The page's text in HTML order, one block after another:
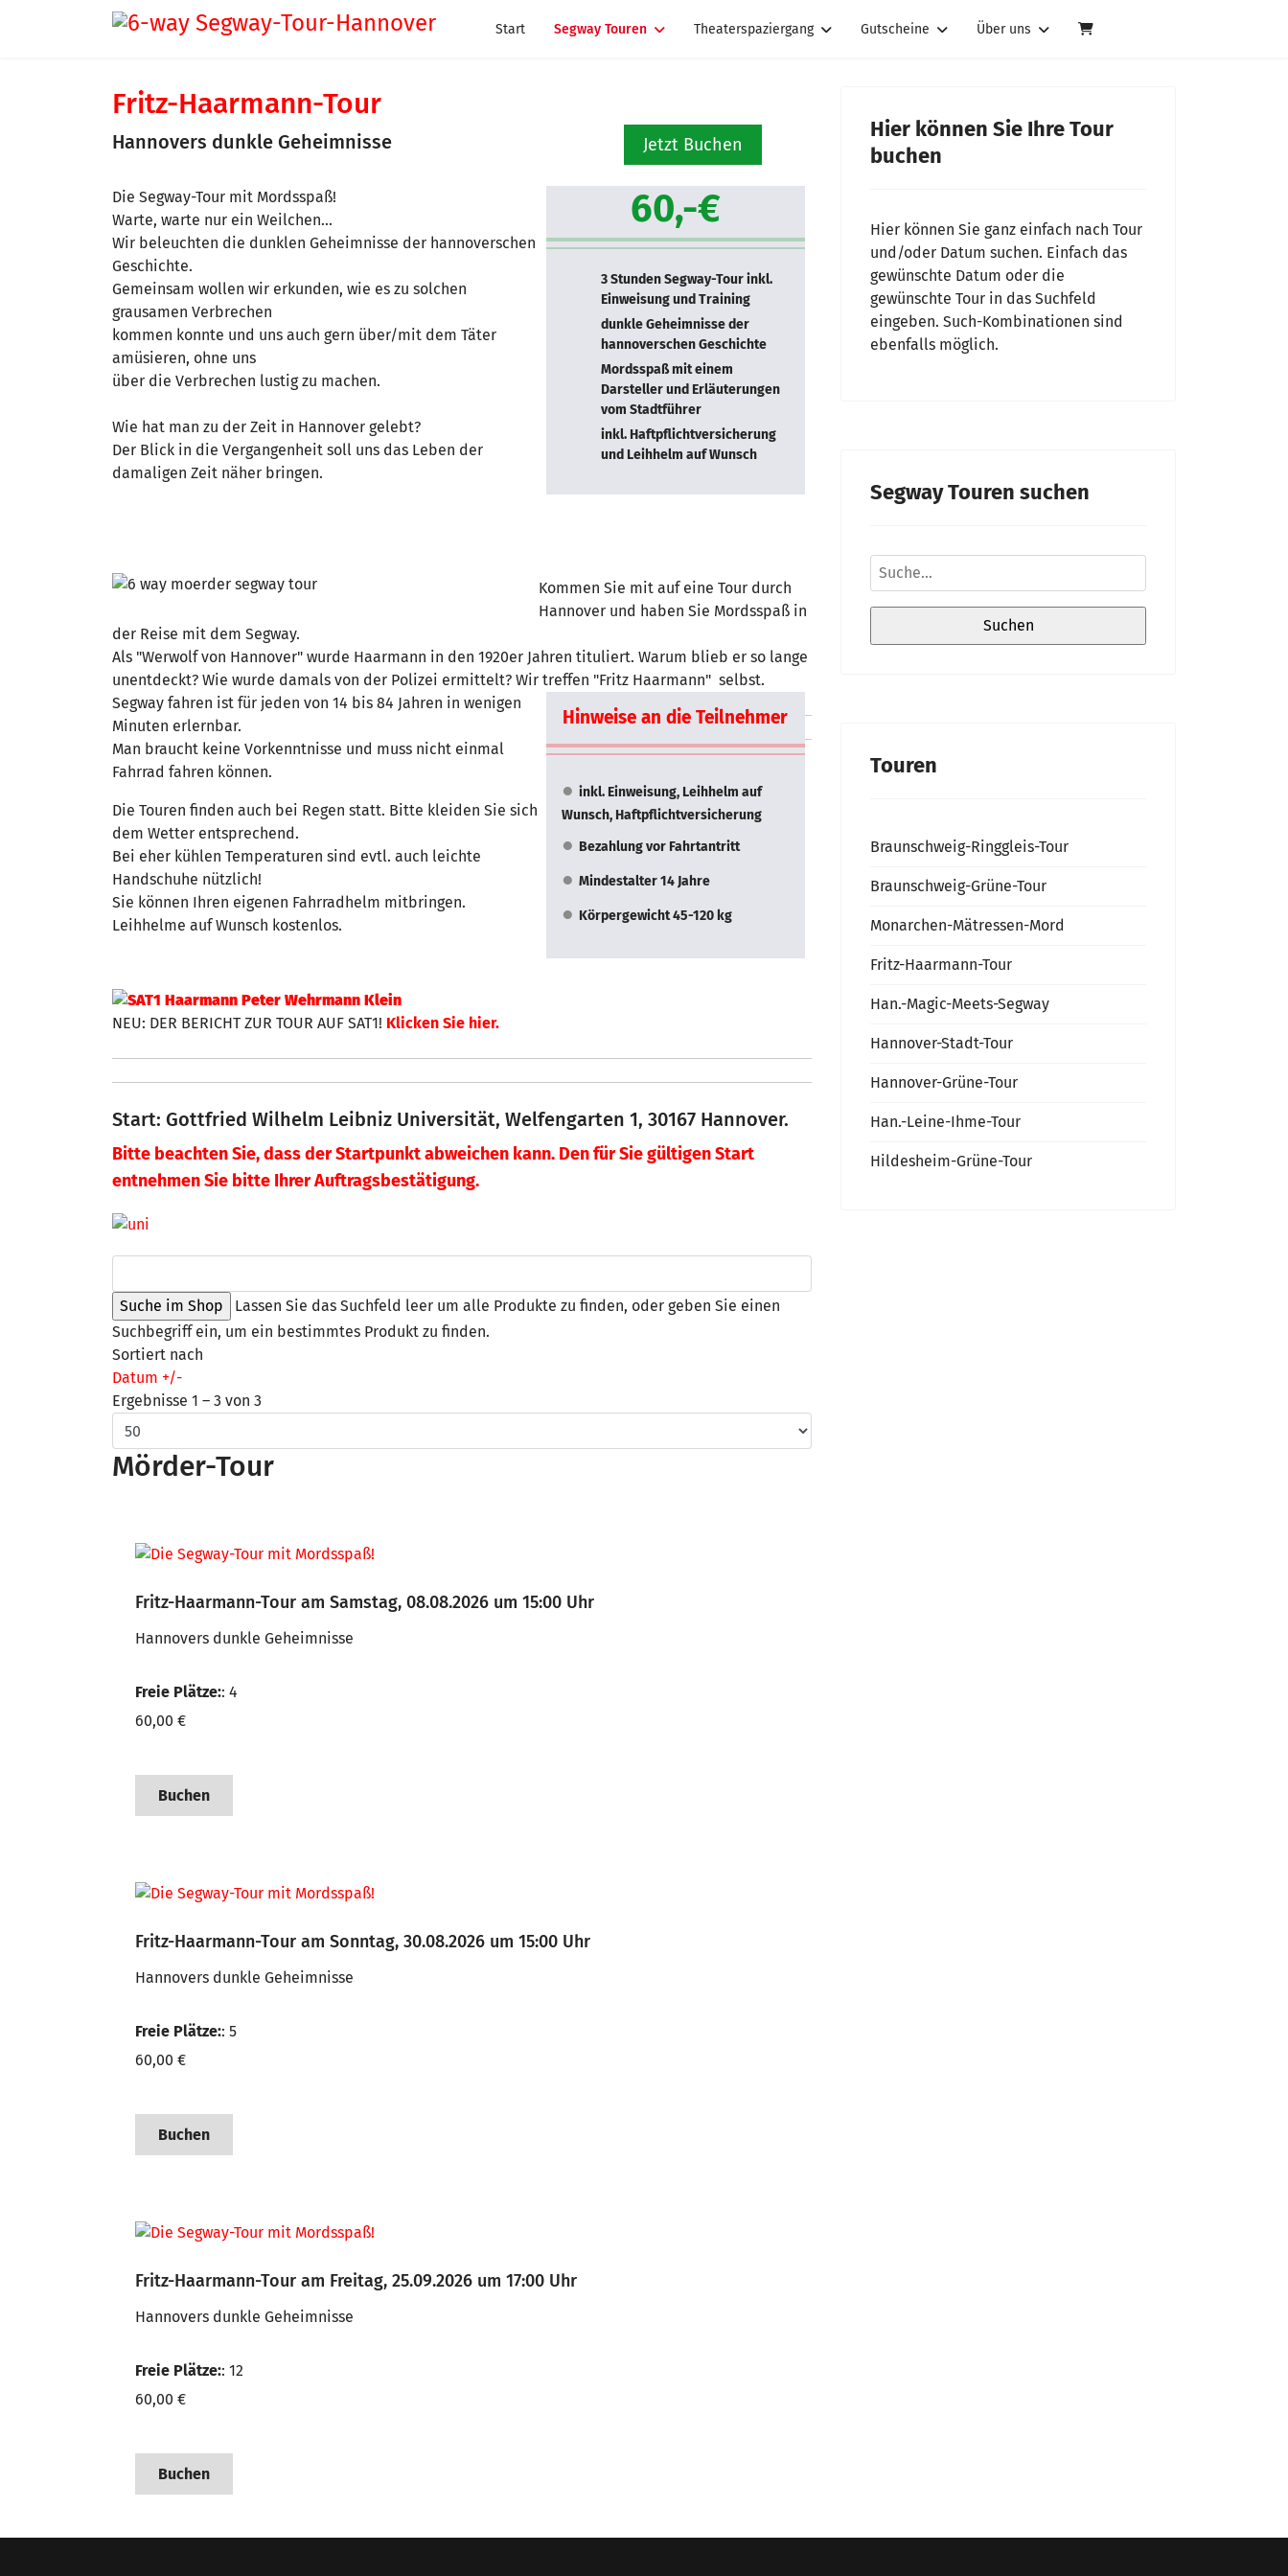
Start Segway Touren Theaterspaziergang Gutscheine Über uns
Fritz-Haarmann-Tour
Hannovers dunkle Geheimnisse Jetzt Buchen
Die Segway-Tour mit Mordsspaß!
Warte, warte nur ein Weilchen...
Wir beleuchten die dunklen Geheimnisse der hannoverschen
Geschichte.
Gemeinsam wollen wir erkunden, wie es zu solchen
grausamen Verbrechen
kommen konnte und uns auch gern über/mit dem Täter
amüsieren, ohne uns
über die Verbrechen lustig zu machen.
Wie hat man zu der Zeit in Hannover gelebt?
Der Blick in die Vergangenheit soll uns das Leben der
damaligen Zeit näher bringen.
60,-€
3 Stunden Segway-Tour inkl.
Einweisung und Training
dunkle Geheimnisse der
hannoverschen Geschichte
Mordsspaß mit einem
Darsteller und Erläuterungen
vom Stadtführer
inkl. Haftpflichtversicherung
und Leihhelm auf Wunsch
Kommen Sie mit auf eine Tour durch
Hannover und haben Sie Mordsspaß in
der Reise mit dem Segway.
Als "Werwolf von Hannover" wurde Haarmann in den 1920er Jahren tituliert. Warum blieb er so lange
unentdeckt? Wie wurde damals von der Polizei ermittelt? Wir treffen "Fritz Haarmann" selbst.
Segway fahren ist für jeden von 14 bis 84 Jahren in wenigen
Minuten erlernbar.
Man braucht keine Vorkenntnisse und muss nicht einmal
Fahrrad fahren können.
Die Touren finden auch bei Regen statt. Bitte kleiden Sie sich
dem Wetter entsprechend.
Bei eher kühlen Temperaturen sind evtl. auch leichte
Handschuhe nützlich!
Sie können Ihren eigenen Fahrradhelm mitbringen.
Leihhelme auf Wunsch kostenlos.
Hinweise an die Teilnehmer
inkl. Einweisung, Leihhelm auf
Wunsch, Haftpflichtversicherung
Bezahlung vor Fahrtantritt
Mindestalter 14 Jahre
Körpergewicht 45-120 kg
NEU: DER BERICHT ZUR TOUR AUF SAT1! Klicken Sie hier.
Start: Gottfried Wilhelm Leibniz Universität, Welfengarten 1, 30167 Hannover.
Bitte beachten Sie, dass der Startpunkt abweichen kann. Den für Sie gültigen Start
entnehmen Sie bitte Ihrer Auftragsbestätigung.
Lassen Sie das Suchfeld leer um alle Produkte zu finden, oder geben Sie einen
Suchbegriff ein, um ein bestimmtes Produkt zu finden.
Sortiert nach
Datum +/-
Ergebnisse 1 – 3 von 3
Mörder-Tour
Fritz-Haarmann-Tour am Samstag, 08.08.2026 um 15:00 Uhr
Hannovers dunkle Geheimnisse
Freie Plätze:: 4
60,00 €
Buchen
Fritz-Haarmann-Tour am Sonntag, 30.08.2026 um 15:00 Uhr
Hannovers dunkle Geheimnisse
Freie Plätze:: 5
60,00 €
Buchen
Fritz-Haarmann-Tour am Freitag, 25.09.2026 um 17:00 Uhr
Hannovers dunkle Geheimnisse
Freie Plätze:: 12
60,00 €
Buchen
Hier können Sie Ihre Tour
buchen
Hier können Sie ganz einfach nach Tour
und/oder Datum suchen. Einfach das
gewünschte Datum oder die
gewünschte Tour in das Suchfeld
eingeben. Such-Kombinationen sind
ebenfalls möglich.
Segway Touren suchen
Touren
Braunschweig-Ringgleis-Tour
Braunschweig-Grüne-Tour
Monarchen-Mätressen-Mord
Fritz-Haarmann-Tour
Han.-Magic-Meets-Segway
Hannover-Stadt-Tour
Hannover-Grüne-Tour
Han.-Leine-Ihme-Tour
Hildesheim-Grüne-Tour